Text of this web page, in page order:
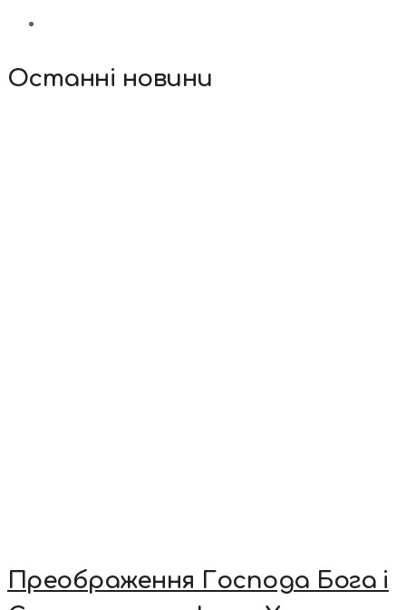
Останні новини
Преображення Господа Бога і